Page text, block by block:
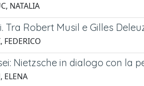
NATALIA
Tra Robert Musil e Gilles
Nietzsche in dialogo con la
ELENA